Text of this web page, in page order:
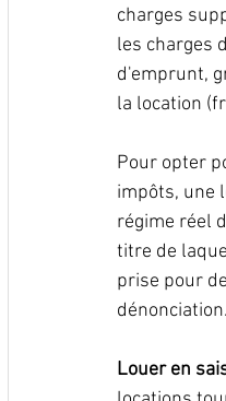
charges
les charges
d'emprunt,
la location
Pour opter
impôts, une
régime réel
titre de
prise pour
dénonciation.
Louer en